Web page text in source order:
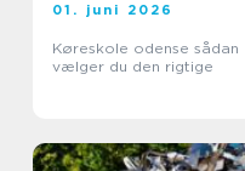
01. juni 2026
Køreskole odense sådan
vælger du den rigtige